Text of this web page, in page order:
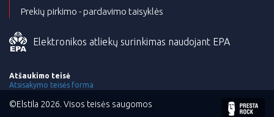
Prekių pirkimo - pardavimo taisyklės
Elektronikos atliekų surinkimas naudojant EPA
Atšaukimo teisė
Atsisakymo teisės forma
©Elstila 2026. Visos teisės saugomos